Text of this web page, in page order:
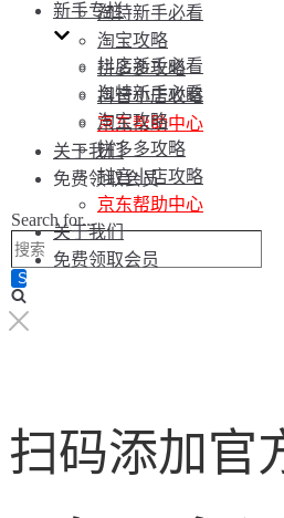
淘特新手必看
淘宝攻略
拼多多攻略
抖音小店攻略
京东帮助中心
关于我们
免费领取会员
Search for...
新手专栏
抖店新手必看
淘特新手必看
淘宝攻略
拼多多攻略
抖音小店攻略
京东帮助中心
关于我们
免费领取会员
扫码添加官